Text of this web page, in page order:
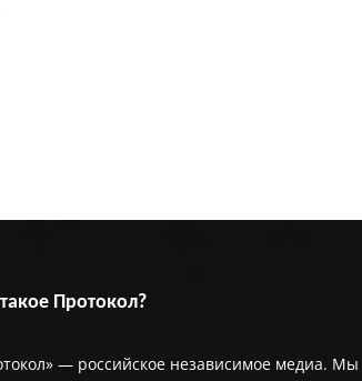
Протокол?
— российское независимое медиа. Мы